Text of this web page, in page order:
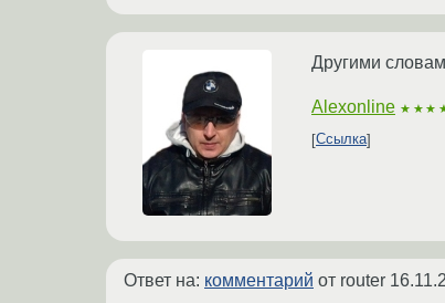
Другими
Alexonline
Ссылка
Ответ на: комментарий от router